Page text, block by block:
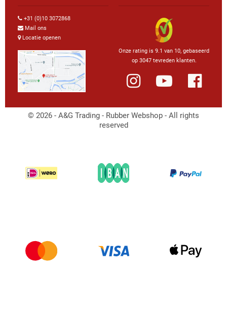
+31 (0)10 3072868
Mail ons
Locatie openen
Onze rating is 9.1 van 10, gebaseerd
op 3047 tevreden klanten.
© 2026 - A&G Trading - Rubber Webshop - All rights
reserved